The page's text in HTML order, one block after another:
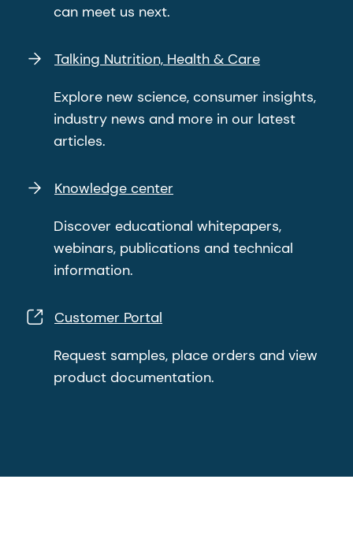
can meet us next.
Talking Nutrition, Health & Care
Explore new science, consumer insights,
industry news and more in our latest
articles.
Knowledge center
Discover educational whitepapers,
webinars, publications and technical
information.
Customer Portal
Request samples, place orders and view
product documentation.